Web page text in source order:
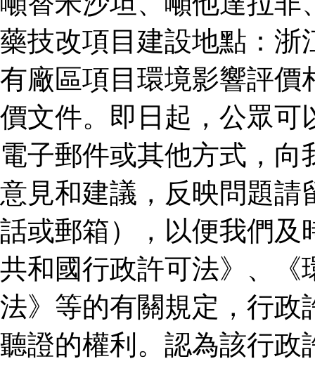
藥技改項目建設地點：浙
有廠區項目環境影響評價
價文件。即日起，公眾可
電子郵件或其他方式，
意見和建議，反映問題請
話或郵箱），以便我們及
共和國行政許可法》、《
法》等的有關規定，行政
聽證的權利。認為該行政